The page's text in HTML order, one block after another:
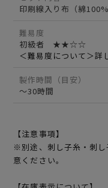
印刷線入り布（綿
難易度
初級者 ★★☆☆
＜難易度について＞詳
製作時間（目安）
～30時間
【注意事項】
※別途、刺し子糸・刺し
意ください。